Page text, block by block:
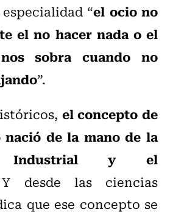
“el ocio no
el no hacer nada o el
sobra cuando no
”.
el concepto de
de la mano de la
Industrial y el
desde las ciencias
que ese concepto se